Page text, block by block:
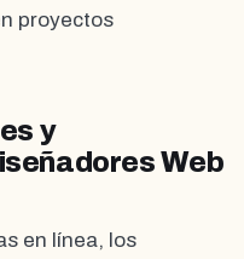
proyectos
y
Web
en línea, los